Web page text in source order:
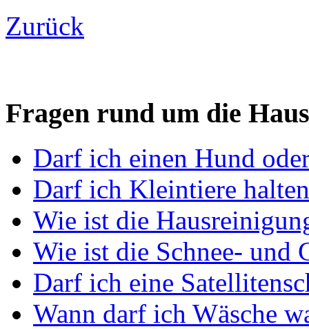
Zurück
Fragen rund um die
Darf ich einen Hund
Darf ich Kleintiere
Wie ist die
Wie ist die Schnee- und
Darf ich eine
Wann darf ich Wäsche